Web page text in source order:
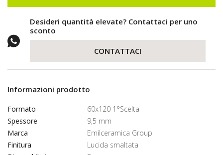
Desideri quantità elevate? Contattaci per uno
sconto
CONTATTACI
Informazioni prodotto
Formato
60x120 1°Scelta
Spessore
9,5 mm
Marca
Emilceramica Group
Finitura
Lucida smaltata